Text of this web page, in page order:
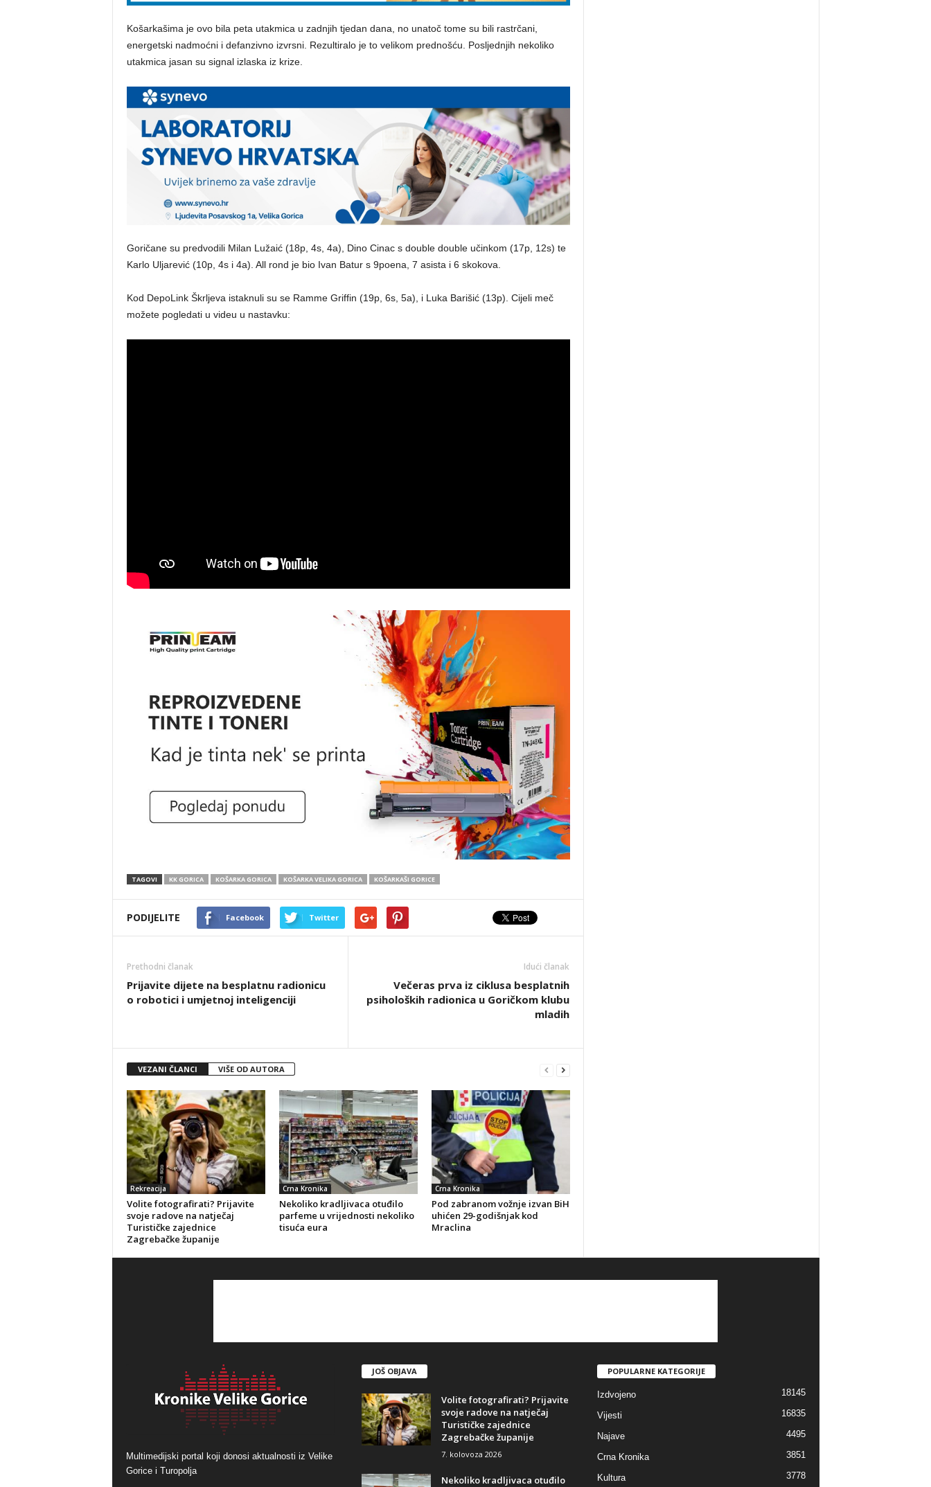
Košarkašima je ovo bila peta utakmica u zadnjih tjedan dana, no unatoč tome su bili rastrčani,
energetski nadmoćni i defanzivno izvrsni. Rezultiralo je to velikom prednošću. Posljednjih nekoliko
utakmica jasan su signal izlaska iz krize.
Goričane su predvodili Milan Lužaić (18p, 4s, 4a), Dino Cinac s double double učinkom (17p, 12s) te
Karlo Uljarević (10p, 4s i 4a). All rond je bio Ivan Batur s 9poena, 7 asista i 6 skokova.
Kod DepoLink Škrljeva istaknuli su se Ramme Griffin (19p, 6s, 5a), i Luka Barišić (13p). Cijeli meč
možete pogledati u videu u nastavku:
TAGOVI KK GORICA KOŠARKA GORICA KOŠARKA VELIKA GORICA KOŠARKAŠI GORICE
PODIJELITE Facebook Twitter
Prethodni članak
Prijavite dijete na besplatnu radionicu
o robotici i umjetnoj inteligenciji
Idući članak
Večeras prva iz ciklusa besplatnih
psiholoških radionica u Goričkom klubu
mladih
VEZANI ČLANCI VIŠE OD AUTORA
Rekreacija
Volite fotografirati? Prijavite
svoje radove na natječaj
Turističke zajednice
Zagrebačke županije
Crna Kronika
Nekoliko kradljivaca otuđilo
parfeme u vrijednosti nekoliko
tisuća eura
Crna Kronika
Pod zabranom vožnje izvan BiH
uhićen 29-godišnjak kod
Mraclina
Multimedijski portal koji donosi aktualnosti iz Velike
Gorice i Turopolja
JOŠ OBJAVA
Volite fotografirati? Prijavite
svoje radove na natječaj
Turističke zajednice
Zagrebačke županije
7. kolovoza 2026
Nekoliko kradljivaca otuđilo
POPULARNE KATEGORIJE
Izdvojeno 18145
Vijesti 16835
Najave 4495
Crna Kronika 3851
Kultura 3778